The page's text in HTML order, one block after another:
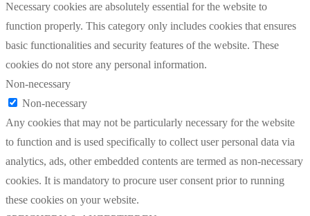
Necessary cookies are absolutely essential for the website to
function properly. This category only includes cookies that ensures
basic functionalities and security features of the website. These
cookies do not store any personal information.
Non-necessary
Non-necessary
Any cookies that may not be particularly necessary for the website
to function and is used specifically to collect user personal data via
analytics, ads, other embedded contents are termed as non-necessary
cookies. It is mandatory to procure user consent prior to running
these cookies on your website.